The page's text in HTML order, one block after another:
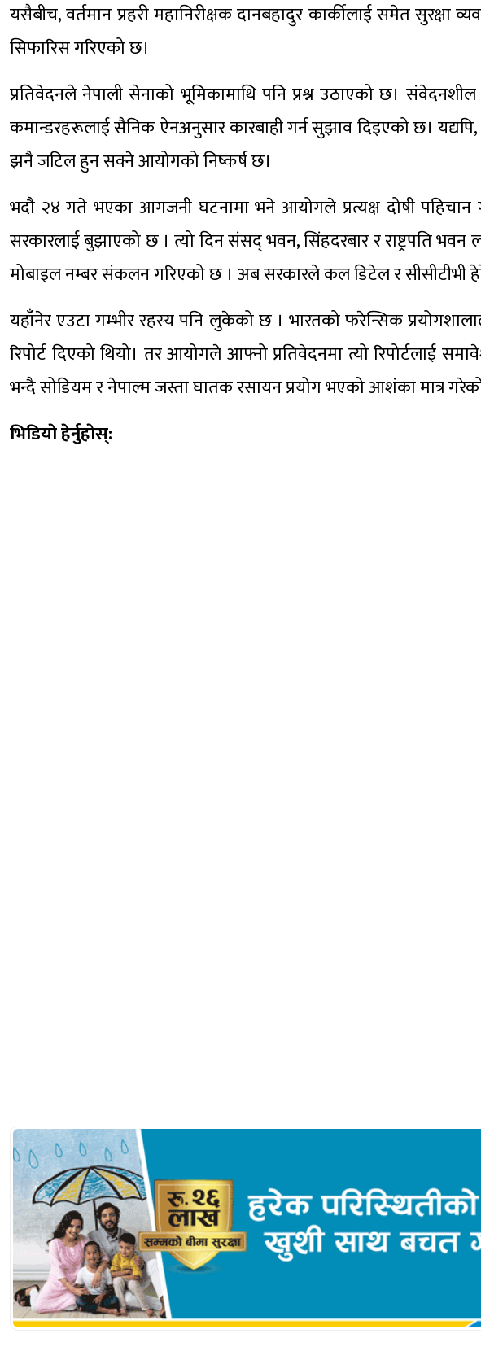
यसैबीच, वर्तमान प्रहरी महानिरीक्षक दानबहादुर कार्कीलाई समेत सुरक्षा
सिफारिस गरिएको छ।
प्रतिवेदनले नेपाली सेनाको भूमिकामाथि पनि प्रश्न उठाएको छ।
कमान्डरहरूलाई सैनिक ऐनअनुसार कारबाही गर्न सुझाव दिइएको छ।
झनै जटिल हुन सक्ने आयोगको निष्कर्ष छ।
भदौ २४ गते भएका आगजनी घटनामा भने आयोगले प्रत्यक्ष दोषी
सरकारलाई बुझाएको छ । त्यो दिन संसद् भवन, सिंहदरबार र राष्ट्रपति
मोबाइल नम्बर संकलन गरिएको छ । अब सरकारले कल डिटेल र सीसीटीभी
यहाँनेर एउटा गम्भीर रहस्य पनि लुकेको छ । भारतको फरेन्सिक
रिपोर्ट दिएको थियो। तर आयोगले आफ्नो प्रतिवेदनमा त्यो
भन्दै सोडियम र नेपाल्म जस्ता घातक रसायन प्रयोग भएको आशंका मात्र
भिडियाे हेर्नुहाेस्: